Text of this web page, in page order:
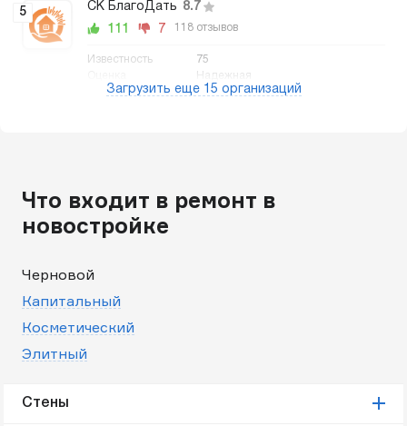
5 СК БлагоДать 8.7
75
Надежная
111 7 118 отзывов
Загрузить еще 15 организаций
Что входит в ремонт в
новостройке
Черновой
Капитальный
Косметический
Элитный
Стены